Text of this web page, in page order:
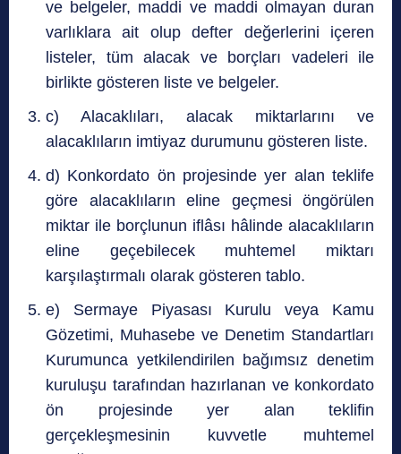
ve belgeler, maddi ve maddi olmayan duran
varlıklara ait olup defter değerlerini içeren
listeler, tüm alacak ve borçları vadeleri ile
birlikte gösteren liste ve belgeler.
c) Alacaklıları, alacak miktarlarını ve
alacaklıların imtiyaz durumunu gösteren liste.
d) Konkordato ön projesinde yer alan teklife
göre alacaklıların eline geçmesi öngörülen
miktar ile borçlunun iflâsı hâlinde alacaklıların
eline geçebilecek muhtemel miktarı
karşılaştırmalı olarak gösteren tablo.
e) Sermaye Piyasası Kurulu veya Kamu
Gözetimi, Muhasebe ve Denetim Standartları
Kurumunca yetkilendirilen bağımsız denetim
kuruluşu tarafından hazırlanan ve konkordato
ön projesinde yer alan teklifin
gerçekleşmesinin kuvvetle muhtemel